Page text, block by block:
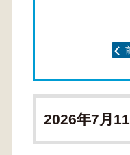
2026年7月